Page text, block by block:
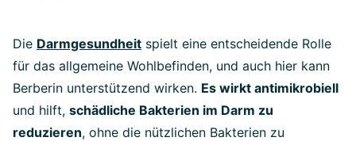
Die Darmgesundheit spielt eine entscheidende Rolle
für das allgemeine Wohlbefinden, und auch hier kann
Berberin unterstützend wirken. Es wirkt antimikrobiell
und hilft, schädliche Bakterien im Darm zu
reduzieren, ohne die nützlichen Bakterien zu